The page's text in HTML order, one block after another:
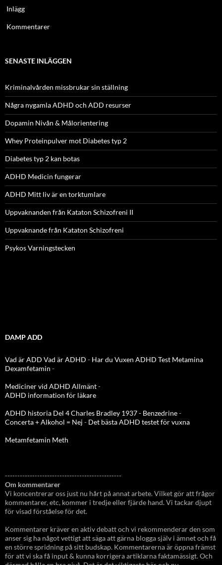
Inlägg
Kommentarer
SENASTE INLÄGGEN
Kriminalvården missbrukar sin ställning
Några nygamla ADHD och ADD resurser
Dopamin Nivån & Målorientering
Whey Proteinpulver mot Diabetes typ 2
Diabetes typ 2 kan botas
ADHD Medicin fungerar
ADHD Mitt liv är en torktumlare
Uppvaknanden från Kataton Schizofreni II
Uppvaknande från Kataton Schizofreni
Psykos Varningstecken
DAMP ADD
Vad är ADD Vad är ADHD - Har du Vuxen ADHD Test Metamina
Dexamfetamin -
Mediciner vid ADHD Allmänt-
ADHD information för läkare
ADHD historia Del 4 Charles Bradley 1937 - Benzedrine-
Concerta + Alkohol = Nej - Det bästa ADHD testet för vuxna
Metamfetamin Meth
-----------------------------------------------
Om kommentarer
Vi koncentrerar oss just nu hårt på annat arbete. Vilket gör att frågor
kommentarer, etc, kommer i tredje eller fjärde hand. Vi tackar djupt
för visad förståelse för det.
Kommentarer kräver en aktiv debatt och vi rekommenderar den som
anser sig ha något vettigt att säga att gärna blogga själv i ämnet och få
en större spridning på sitt budskap. Kommentarerna är öppna främst
för att vi ska få input & kunna korrigera artiklarna faktamässigt. Och